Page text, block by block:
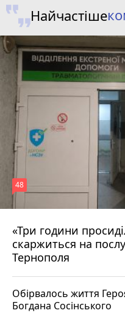
Найчастіше
«Три години
скаржиться на
Тернополя
48
8 серпня 2026 р.
Обірвалось життя
Богдана Сосінського